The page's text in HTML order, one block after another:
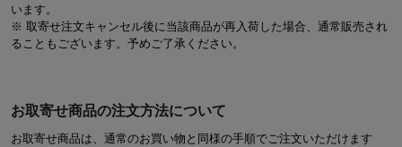
います。
※ 取寄せ注文キャンセル後に当該商品が再入荷した場合、通常販売され
ることもございます。予めご了承ください。
お取寄せ商品の注文方法について
お取寄せ商品は、通常のお買い物と同様の手順でご注文いただけます